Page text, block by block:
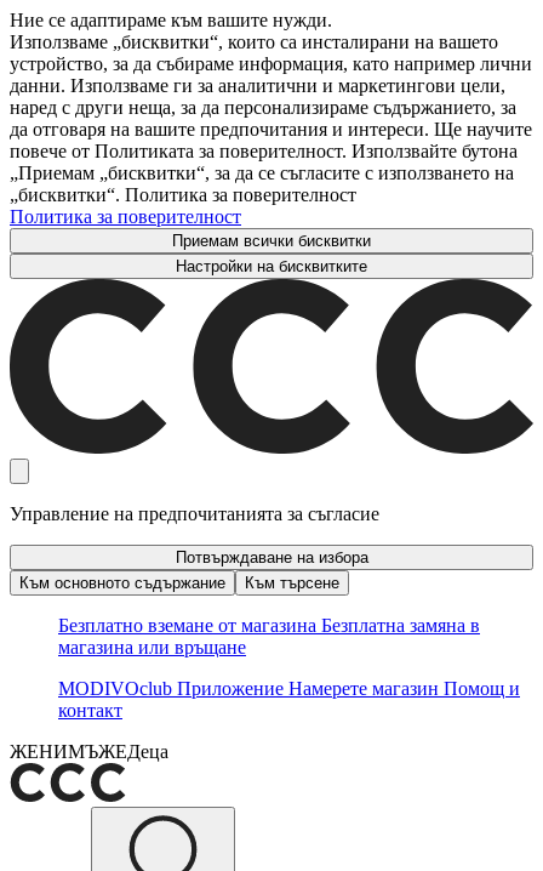
Ние се адаптираме към вашите нужди.
Използваме „бисквитки“, които са инсталирани на вашето
устройство, за да събираме информация, като например лични
данни. Използваме ги за аналитични и маркетингови цели,
наред с други неща, за да персонализираме съдържанието, за
да отговаря на вашите предпочитания и интереси. Ще научите
повече от Политиката за поверителност. Използвайте бутона
„Приемам „бисквитки“, за да се съгласите с използването на
„бисквитки“. Политика за поверителност
Политика за поверителност
Приемам всички бисквитки
Настройки на бисквитките
Управление на предпочитанията за съгласие
Потвърждаване на избора
Към основното съдържание
Към търсене
Безплатно вземане от магазина Безплатна замяна в
магазина или връщане
MODIVOclub Приложение Намерете магазин Помощ и
контакт
ЖЕНИМЪЖЕДеца